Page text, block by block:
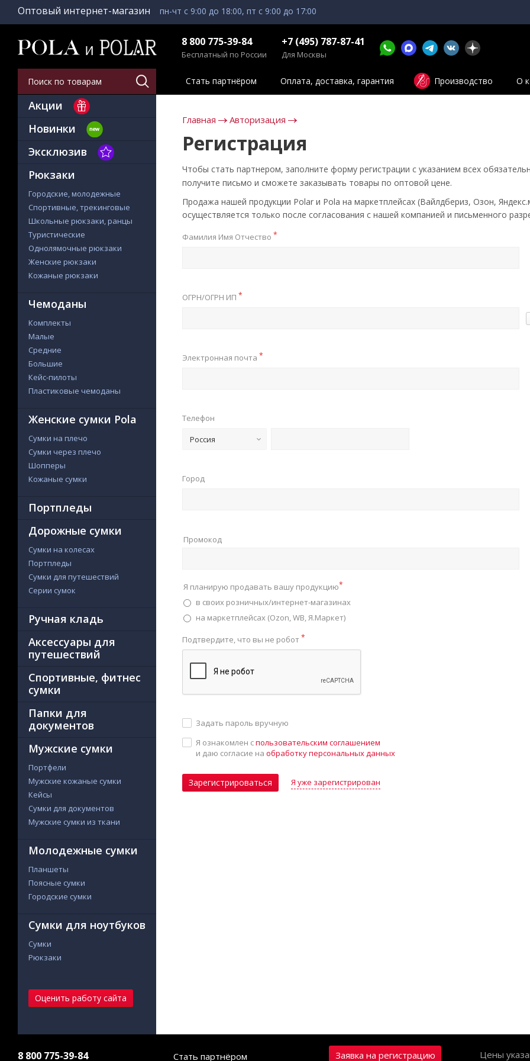
Оптовый интернет-магазин пн-чт с 9:00 до 18:00, пт с 9:00 до 17:00
8 800 775-39-84
Бесплатный по России
+7 (495) 787-87-41
Для Москвы
Стать партнёром Оплата, доставка, гарантия Производство О
Акции
Новинки
Эксклюзив
Рюкзаки
Городские, молодежные
Спортивные, трекинговые
Школьные рюкзаки, ранцы
Туристические
Однолямочные рюкзаки
Женские рюкзаки
Кожаные рюкзаки
Чемоданы
Комплекты
Малые
Средние
Большие
Кейс-пилоты
Пластиковые чемоданы
Женские сумки Pola
Сумки на плечо
Сумки через плечо
Шопперы
Кожаные сумки
Портпледы
Дорожные сумки
Сумки на колесах
Портпледы
Сумки для путешествий
Серии сумок
Ручная кладь
Аксессуары для
путешествий
Спортивные, фитнес
сумки
Папки для
документов
Мужские сумки
Портфели
Мужские кожаные сумки
Кейсы
Сумки для документов
Мужские сумки из ткани
Молодежные сумки
Планшеты
Поясные сумки
Городские сумки
Сумки для ноутбуков
Сумки
Рюкзаки
Оценить работу сайта
Главная Авторизация
Регистрация
Чтобы стать партнером, заполните форму регистрации с указанием всех
получите письмо и сможете заказывать товары по оптовой цене.
Продажа нашей продукции Polar и Pola на маркетплейсах (Вайлдбериз, Озон,
осуществляется только после согласования с нашей компанией и письменного
Фамилия Имя Отчество *
ОГРН/ОГРН ИП *
Электронная почта *
Телефон
Россия
Город
Промокод
Я планирую продавать вашу продукцию*
в своих розничных/интернет-магазинах
на маркетплейсах (Ozon, WB, Я.Маркет)
Подтвердите, что вы не робот*
Задать пароль вручную
Я ознакомлен спользовательским соглашением
и даю согласие на обработку персональных данных
Зарегистрироваться Я уже зарегистрирован
8 800 775-39-84 Стать партнёром Заявка на регистрацию Цены